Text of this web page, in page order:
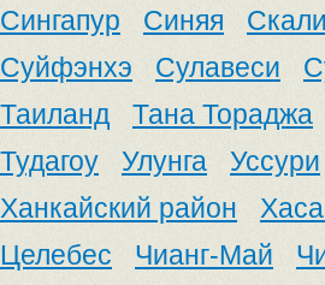
Сингапур
Синяя
Суйфэнхэ
Сулавеси
Таиланд
Тана Тораджа
Тудагоу
Улунга Уссури
Ханкайский район
Целебес
Чианг-Май